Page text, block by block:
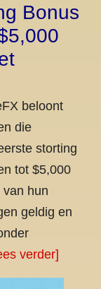
Bonus
beloont
die
storting
tot $5,000
hun
geldig en
verder]